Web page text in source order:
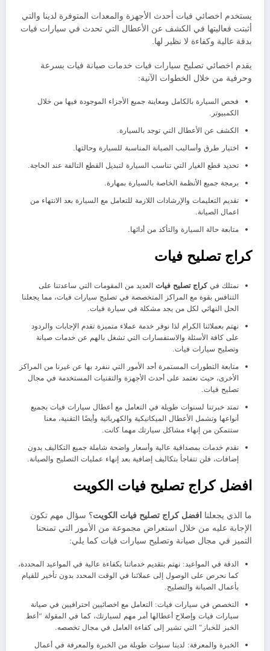
يستخدم اخصائي فيات أحدث الأجهزة والمعدات المتوفرة لدينا والتي
أثبتت فعاليتها في الكشف عن الأعطال التي تحدث في سيارات فيات
بدقة عالية وكفاءة لا نظير لها.
يقدم اخصائي تصليح سيارات فيات خدمات صيانة فيات بسرعة
وحرفية من خلال الخطوات الآتية:
فحص السيارة بالكامل ومعاينة جميع الأجزاء الموجودة فيها من خلال
الكمبيوتر.
الكشف عن الأعطال التي توجد بالسيارة.
اختيار طرق وأساليب الصيانة المناسبة للسيارة وحالتها.
تحديد قطع الغيار التي تناسب السيارة لتبديل القطع التالفة عند الحاجة.
برمجة جميع الأنظمة الخاصة بالسيارة بمهارة.
تقديم التعليمات والإرشادات اللازمة للتعامل مع السيارة بعد الانتهاء من
اعمال الصيانة.
متابعة حالة السيارة والتأكد من أدائها.
كراج تصليح فيات
نمتلك فيكراج تصليح فيات العديد من المقومات التي ساعدتنا على
التنافس بقوة مع المراكز المتخصصة في تصليح سيارات فيات، مما يجعلنا
الحل النهائي لكل من يجد مشكلة في سيارة فيات.
نهتم بعملائنا الكرام لذا نوفر خدمة عملاء متميزة تقدم الإجابات والردود
على كافة الأسئلة والاستفسارات التي تشغل بالهم عن خدمات صيانة
وتصليح سيارات فيات.
متابعة التطورات المستمرة أحد الأمور التي ننفرد بها عن غيرنا من المراكز
الأخرى، حيث نعتمد على أحدث الأجهزة والتقنيات المستخدمة في مجال
تصليح فيات.
تمتد خبرتنا لسنوات طويلة في التعامل مع أعطال سيارات فيات بجميع
أنواعها وتشمل الأعطال الميكانيكية والكهربائية وأيضًا التقنية، معنا
ستتمكن من إنهاء مشاكل سيارتك مهما كانت.
نقدم خدمات بمصداقية عالية وأسعار واضحة شاملة جميع التكاليف بدون
إضافات، فلن تتفاجأ بتكاليف إضافية بعد إنهاء عمليات التصليح والصيانة.
افضل كراج تصليح فيات الكويت
ما الذي يجعلنا افضل كراج تصليح فيات الكويت؟ سؤال مهم تكون
الإجابة عليه من خلال استعراض مجموعة من الأمور التي تمنحنا
التميز في مجال صيانة وتصليح سيارات فيات كما يلي:
الدقة في المواعيد: نهتم بتقديم خدماتنا بكفاءة عالية في المواعيد المحددة،
كما نحرص على الوصول إلى عملائنا في الوقت المحدد بدون تأخير للقيام
بأعمال الصيانة والتصليح.
التخصص في سيارات فيات: التعامل مع اخصائيين احترافيين في صيانة
سيارات فيات وإصلاح أعطالها أمر مهم لسيارتك، كما في المقولة “أعط
الخبز للخباز” التي تشير إلى كفاءة العامل في مجال تخصصه.
الخبرة والمعرفة: لدينا سنوات طويلة من الخبرة والمعرفة في أعمال